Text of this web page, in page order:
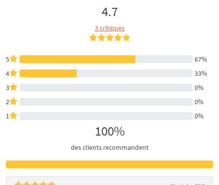
4.7
3 critiques
5
67%
4
33%
3
0%
2
0%
1
0%
100%
des clients recommandent